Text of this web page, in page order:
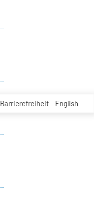
Barrierefreiheit English